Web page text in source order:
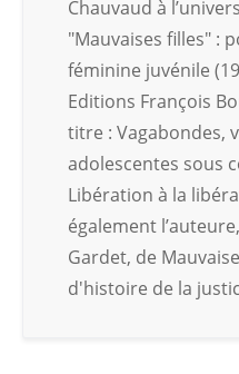
Chauvaud à
"Mauvaises filles" :
féminine juvénile
Editions François
titre : Vagabondes,
adolescentes sous
Libération à la
également
Gardet, de
d'histoire de la